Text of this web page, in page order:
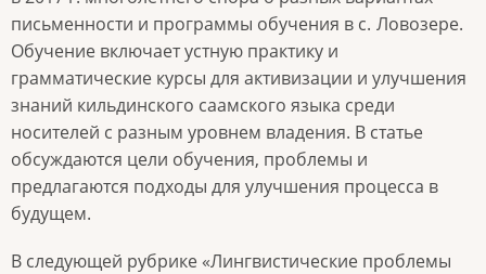
письменности и программы обучения в с. Ловозере.
Обучение включает устную практику и
грамматические курсы для активизации и улучшения
знаний кильдинского саамского языка среди
носителей с разным уровнем владения. В статье
обсуждаются цели обучения, проблемы и
предлагаются подходы для улучшения процесса в
будущем.
В следующей рубрике «Лингвистические проблемы